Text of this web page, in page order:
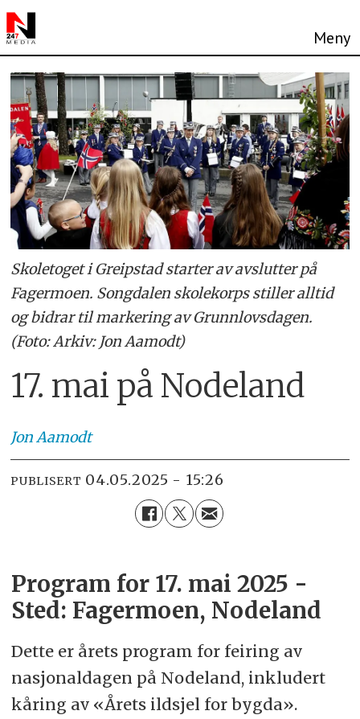
Skoletoget i Greipstad starter av avslutter på
Fagermoen. Songdalen skolekorps stiller alltid
og bidrar til markering av Grunnlovsdagen.
(Foto: Arkiv: Jon Aamodt)
17. mai på Nodeland
JonAamodt
PUBLISERT 04.05.2025 - 15:26
Program for 17. mai 2025 -
Sted: Fagermoen, Nodeland
Dette er årets program for feiring av
nasjonaldagen på Nodeland, inkludert
kåring av «Årets ildsjel for bygda».